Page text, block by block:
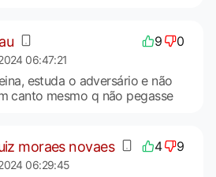
9 0
06:47:21
estuda o adversário e não
canto mesmo q não pegasse
moraes novaes 4 9
06:29:45